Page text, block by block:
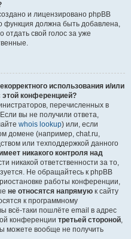
и лицензировано phpBB
функция должна быть добавлена,
отдать свой голос за уже
использования и/или
конференцией?
перечисленных в
вы не получили ответа,
whois lookup) или, если
домене (например, chat.ru,
или техподдержкой данного
никакого контроля над
никакой ответственности за то,
Не обращайтесь к phpBB
работы конференции,
не относятся напрямую к сайту
к программному
всё-таки пошлёте email в адрес
конференции третьей стороной,
можете вообще не получить